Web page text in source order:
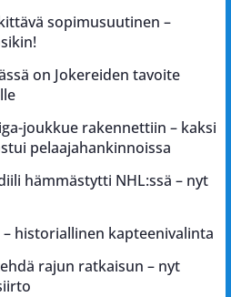
sopimusuutinen –
on Jokereiden tavoite
joukkue rakennettiin – kaksi
pelaajahankinnoissa
hämmästytti NHL:ssä – nyt
historiallinen kapteenivalinta
rajun ratkaisun – nyt